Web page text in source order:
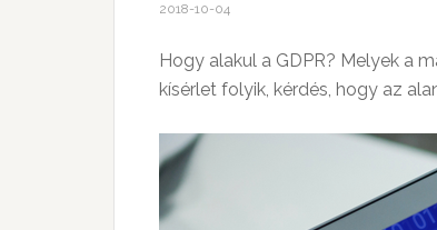
2018-10-04
Hogy alakul a GDPR? Melyek a
kísérlet folyik, kérdés, hogy az